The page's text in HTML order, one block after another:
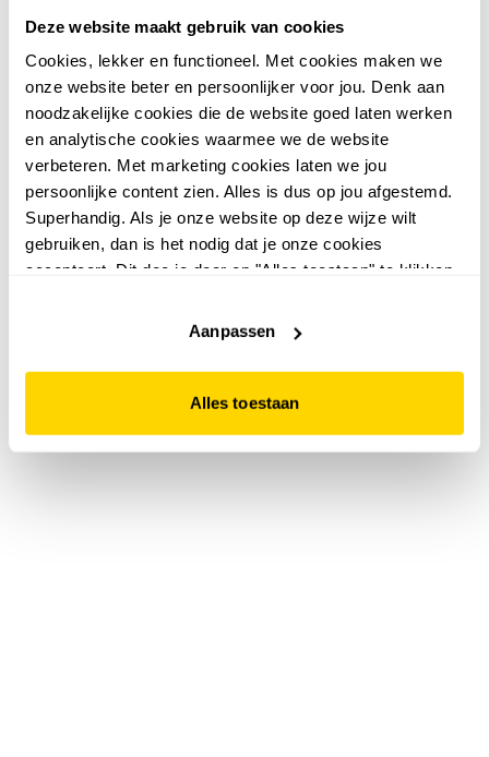
Deze website maakt gebruik van cookies
Cookies, lekker en functioneel. Met cookies maken we
onze website beter en persoonlijker voor jou. Denk aan
noodzakelijke cookies die de website goed laten werken
en analytische cookies waarmee we de website
verbeteren. Met marketing cookies laten we jou
persoonlijke content zien. Alles is dus op jou afgestemd.
Superhandig. Als je onze website op deze wijze wilt
gebruiken, dan is het nodig dat je onze cookies
accepteert. Dit doe je door op "Alles toestaan" te klikken.
website niet optimaal functioneert.
Aanpassen
Alles toestaan